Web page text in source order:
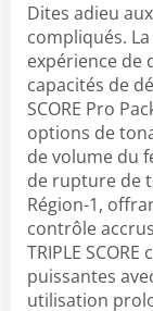
Dites adieu
compliqués.
expérience de
capacités de
SCORE Pro
options de
de volume du
de rupture de
Région-1,
contrôle
TRIPLE
puissantes
utilisation